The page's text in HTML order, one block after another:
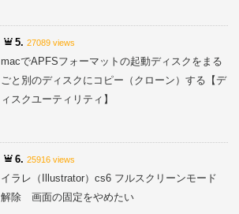
5.27089 views
macでAPFSフォーマットの起動ディスクをまる
ごと別のディスクにコピー（クローン）する【デ
ィスクユーティリティ】
6.25916 views
イラレ（Illustrator）cs6 フルスクリーンモード
解除 画面の固定をやめたい